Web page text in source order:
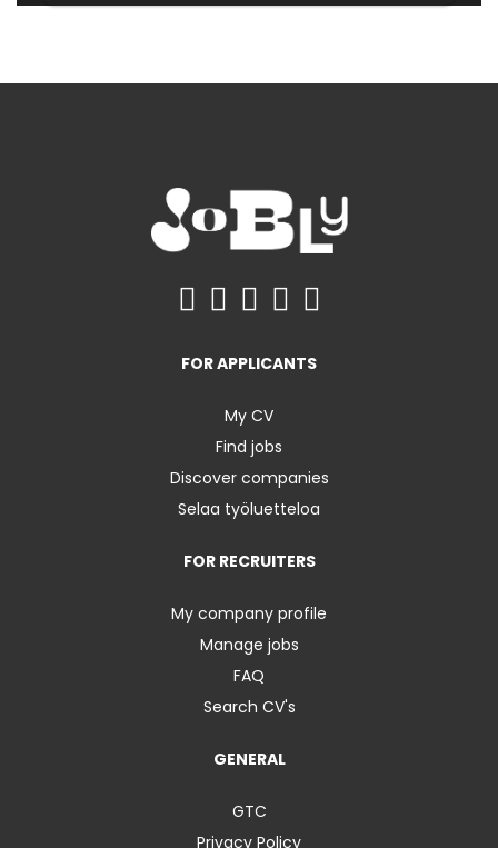
FOR APPLICANTS
My CV
Find jobs
Discover companies
Selaa työluetteloa
FOR RECRUITERS
My company profile
Manage jobs
FAQ
Search CV's
GENERAL
GTC
Privacy Policy